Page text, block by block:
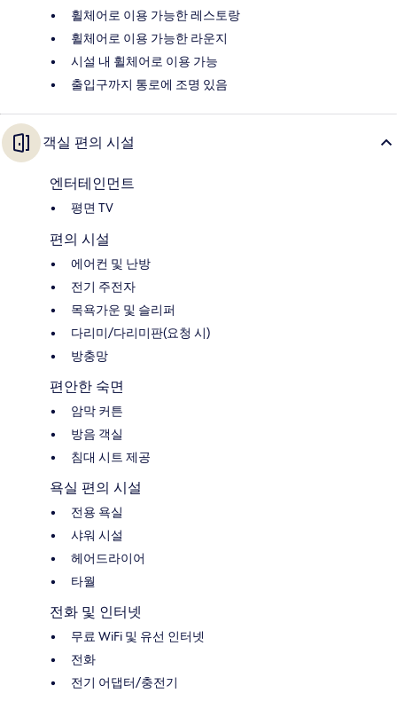
휠체어로 이용 가능한 레스토랑
휠체어로 이용 가능한 라운지
시설 내 휠체어로 이용 가능
출입구까지 통로에 조명 있음
객실 편의 시설
엔터테인먼트
평면 TV
편의 시설
에어컨 및 난방
전기 주전자
목욕가운 및 슬리퍼
다리미/다리미판(요청 시)
방충망
편안한 숙면
암막 커튼
방음 객실
침대 시트 제공
욕실 편의 시설
전용 욕실
샤워 시설
헤어드라이어
타월
전화 및 인터넷
무료 WiFi 및 유선 인터넷
전화
전기 어댑터/충전기